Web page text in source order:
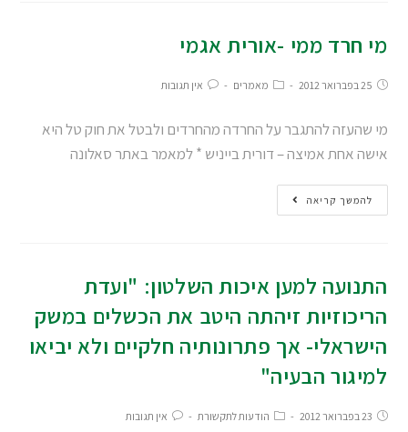
מי חרד ממי -אורית אגמי
25 בפברואר 2012 מאמרים אין תגובות
מי שהעזה להתגבר על החרדה מהחרדים ולבטל את חוק טל היא
אישה אחת אמיצה – דורית בייניש * למאמר באתר סאלונה
להמשך קריאה
התנועה למען איכות השלטון: "ועדת
הריכוזיות זיהתה היטב את הכשלים במשק
הישראלי- אך פתרונותיה חלקיים ולא יביאו
למיגור הבעיה"
23 בפברואר 2012 הודעות לתקשורת אין תגובות